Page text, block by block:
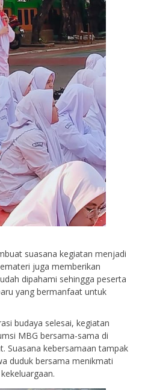
suasana kegiatan menjadi
juga memberikan
dipahami sehingga peserta
yang bermanfaat untuk
budaya selesai, kegiatan
MBG bersama-sama di
Suasana kebersamaan tampak
duduk bersama menikmati